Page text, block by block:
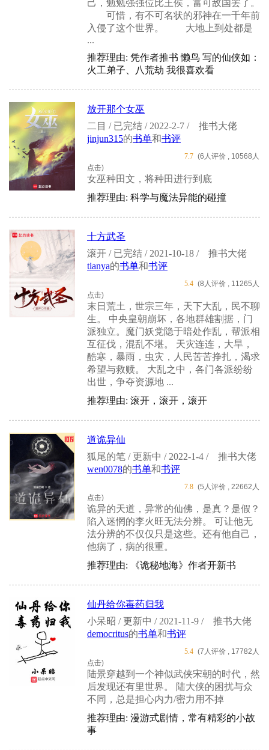
己，勉勉强强位比王侯，富可敌国罢了。
可惜，有不可名状的邪神在一千年前
入侵了这个世界。 大地上到处都是
...
推荐理由: 凭作者推书 懒鸟 写的仙侠如：
火工弟子、八荒劫 我很喜欢看
放开那个女巫
二目 / 已完结 / 2022-2-7 /
推书大佬
jinjun315的书单和书评
7.7 (6人评价 , 10568人
点击)
女巫种田文，将种田进行到底
推荐理由: 科学与魔法异能的碰撞
十方武圣
滚开 / 已完结 / 2021-10-18 /
推书大佬
tianya的书单和书评
5.4 (8人评价 , 11265人
点击)
末日荒土，世宗三年，天下大乱，民不聊
生。 中央皇朝崩坏，各地群雄割据，门
派独立。魔门妖党隐于暗处作乱，帮派相
互征伐，混乱不堪。 天灾连连，大旱，
酷寒，暴雨，虫灾，人民苦苦挣扎，渴求
希望与救赎。 大乱之中，各门各派纷纷
出世，争夺资源地 ...
推荐理由: 滚开，滚开，滚开
道诡异仙
狐尾的笔 / 更新中 / 2022-1-4 /
推书大佬
wen0078的书单和书评
7.8 (5人评价 , 22662人
点击)
诡异的天道，异常的仙佛，是真？是假？
陷入迷惘的李火旺无法分辨。 可让他无
法分辨的不仅仅只是这些。还有他自己，
他病了，病的很重。
推荐理由: 《诡秘地海》作者开新书
仙丹给你毒药归我
小呆昭 / 更新中 / 2021-11-9 /
推书大佬
democritus的书单和书评
5.4 (7人评价 , 17782人
点击)
陆景穿越到一个神似武侠宋朝的时代，然
后发现还有里世界。 陆大侠的困扰与众
不同，总是担心内力/密力用不掉
推荐理由: 漫游式剧情，常有精彩的小故
事